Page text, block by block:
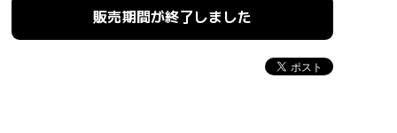
販売期間が終了しました